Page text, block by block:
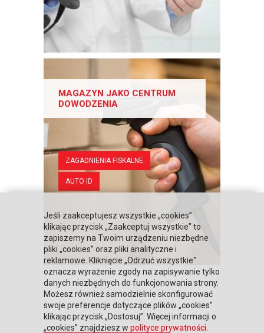
MAGAZYN JAKO CENTRUM
DOWODZENIA
ZAGADNIENIA FISKALNE
AUTO ID
«‹ 1 2
Jeśli zaakceptujesz wszystkie „cookies”
klikając przycisk „Zaakceptuj wszystkie” to
zapiszemy na Twoim urządzeniu niezbędne
pliki „cookies” oraz pliki analityczne i
reklamowe. Kliknięcie „Odrzuć wszystkie"
oznacza wyrażenie zgody na zapisywanie tylko
danych niezbędnych do funkcjonowania strony.
Możesz również samodzielnie skonfigurować
swoje preferencje dotyczące plików „cookies”
klikając przycisk „Dostosuj”. Więcej informacji o
„cookies” znajdziesz w polityce prywatności